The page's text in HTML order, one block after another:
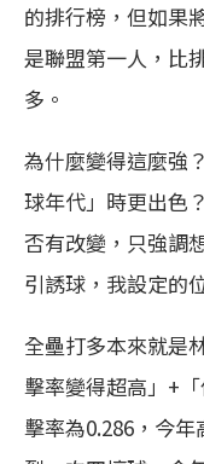
的排行榜，但如果
是聯盟第一人，比
多。
為什麼變得這麼強
球年代」時更出色
否有改變，只強調
引誘球，我設定的
全壘打多本來就是
擊率變得超高」+
擊率為0.286，今